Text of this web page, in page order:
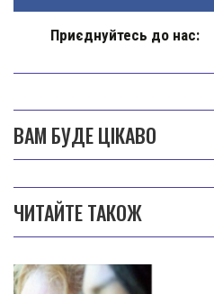
Приєднуйтесь до нас:
ВАМ БУДЕ ЦІКАВО
ЧИТАЙТЕ ТАКОЖ